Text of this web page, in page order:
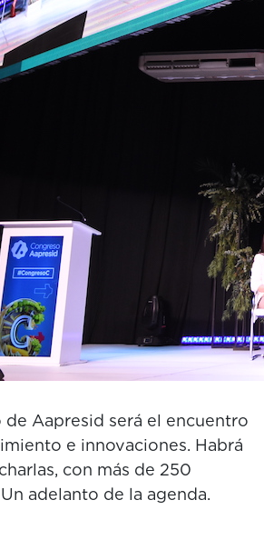
de Aapresid será el encuentro
e innovaciones. Habrá
con más de 250
adelanto de la agenda.